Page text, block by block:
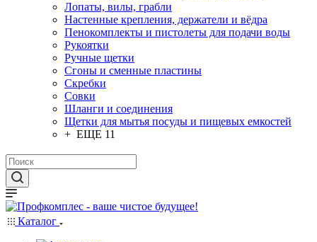
Лопаты, вилы, грабли
Настенные крепления, держатели и вёдра
Пенокомплекты и пистолеты для подачи воды
Рукоятки
Ручные щетки
Сгоны и сменные пластины
Скребки
Совки
Шланги и соединения
Щетки для мытья посуды и пищевых емкостей
+ ЕЩЕ 11
Каталог